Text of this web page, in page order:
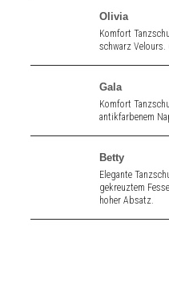
Olivia
Komfort
schwarz Velours.
Gala
Komfort
antikfarbenem
Betty
Elegante
gekreuztem
hoher Absatz.